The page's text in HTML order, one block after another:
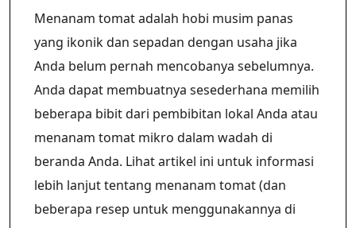
Menanam tomat adalah hobi musim panas
yang ikonik dan sepadan dengan usaha jika
Anda belum pernah mencobanya sebelumnya.
Anda dapat membuatnya sesederhana memilih
beberapa bibit dari pembibitan lokal Anda atau
menanam tomat mikro dalam wadah di
beranda Anda. Lihat artikel ini untuk informasi
lebih lanjut tentang menanam tomat (dan
beberapa resep untuk menggunakannya di